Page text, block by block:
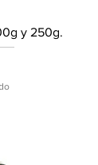
y 250g.